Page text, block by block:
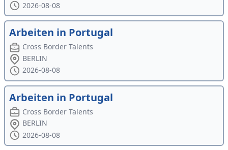
2026-08-08
Arbeiten in Portugal
Cross Border Talents
BERLIN
2026-08-08
Arbeiten in Portugal
Cross Border Talents
BERLIN
2026-08-08